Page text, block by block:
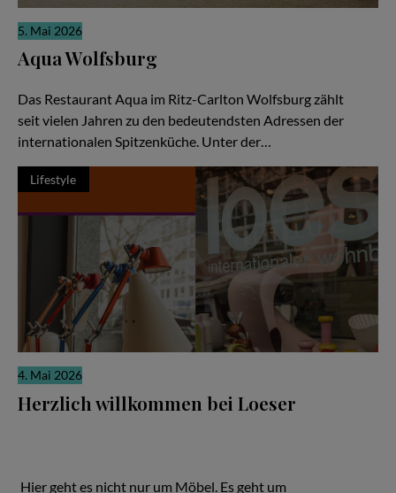
5. Mai 2026
Aqua Wolfsburg
Das Restaurant Aqua im Ritz-Carlton Wolfsburg zählt
seit vielen Jahren zu den bedeutendsten Adressen der
internationalen Spitzenküche. Unter der…
Lifestyle
4. Mai 2026
Herzlich willkommen bei Loeser
Hier geht es nicht nur um Möbel. Es geht um